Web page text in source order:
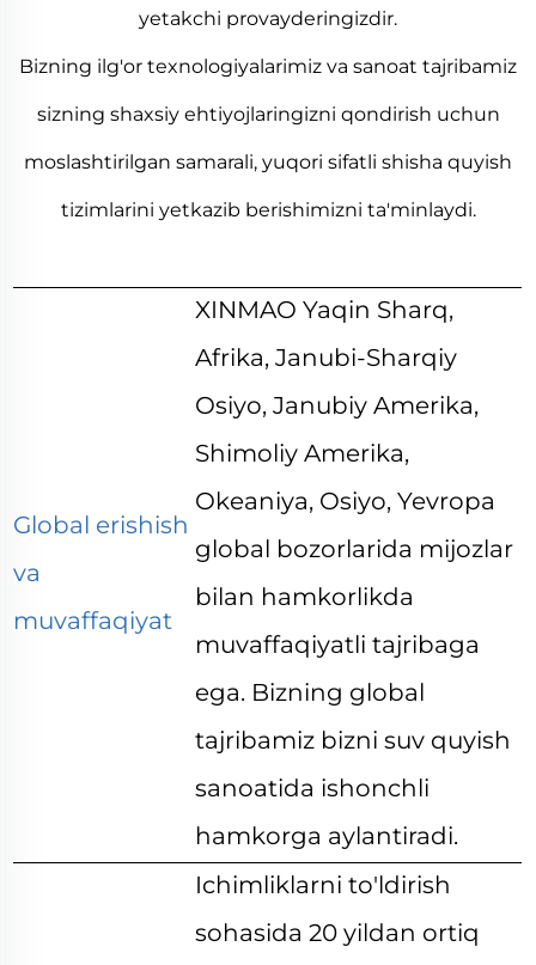
yetakchi provayderingizdir.
Bizning ilg'or texnologiyalarimiz va sanoat tajribamiz
sizning shaxsiy ehtiyojlaringizni qondirish uchun
moslashtirilgan samarali, yuqori sifatli shisha quyish
tizimlarini yetkazib berishimizni ta'minlaydi.
Global erishish
va
muvaffaqiyat
XINMAO Yaqin Sharq,
Afrika, Janubi-Sharqiy
Osiyo, Janubiy Amerika,
Shimoliy Amerika,
Okeaniya, Osiyo, Yevropa
global bozorlarida mijozlar
bilan hamkorlikda
muvaffaqiyatli tajribaga
ega. Bizning global
tajribamiz bizni suv quyish
sanoatida ishonchli
hamkorga aylantiradi.
Ichimliklarni to'ldirish
sohasida 20 yildan ortiq